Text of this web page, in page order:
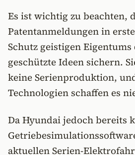
Es ist wichtig zu beachten,
Patentanmeldungen in
Schutz geistigen
geschützte Ideen sichern.
keine Serienproduktion,
Technologien schaffen es
Da Hyundai jedoch bereits
aktuellen Serien-